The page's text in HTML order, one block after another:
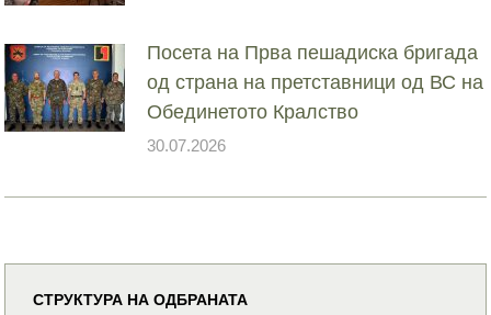
Посета на Прва пешадиска бригада
од страна на претставници од ВС на
Обединетото Кралство
30.07.2026
СТРУКТУРА НА ОДБРАНАТА